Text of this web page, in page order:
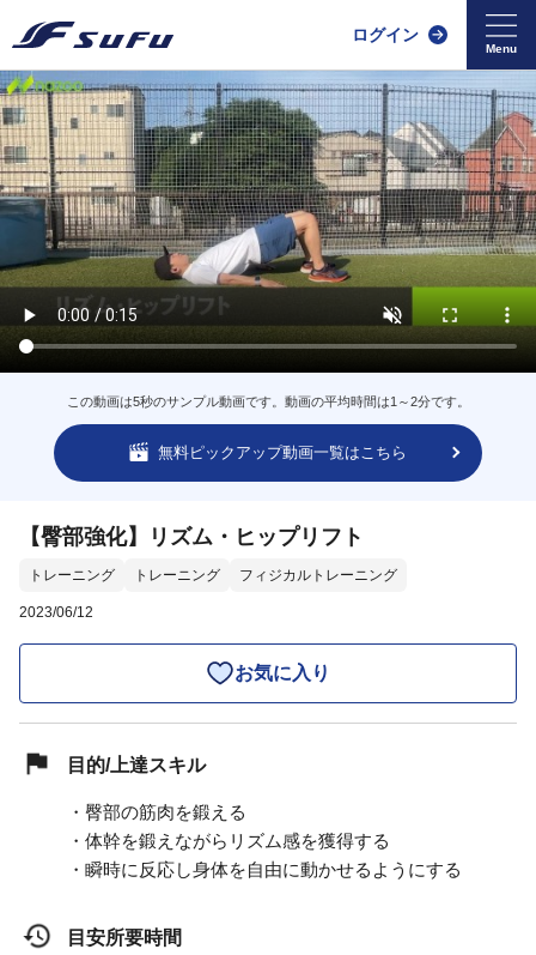
ログイン
この動画は5秒のサンプル動画です。動画の平均時間は1～2分です。
無料ピックアップ動画一覧はこちら
【臀部強化】リズム・ヒップリフト
トレーニング トレーニング フィジカルトレーニング
2023/06/12
お気に入り
目的/上達スキル
・臀部の筋肉を鍛える
・体幹を鍛えながらリズム感を獲得する
・瞬時に反応し身体を自由に動かせるようにする
目安所要時間